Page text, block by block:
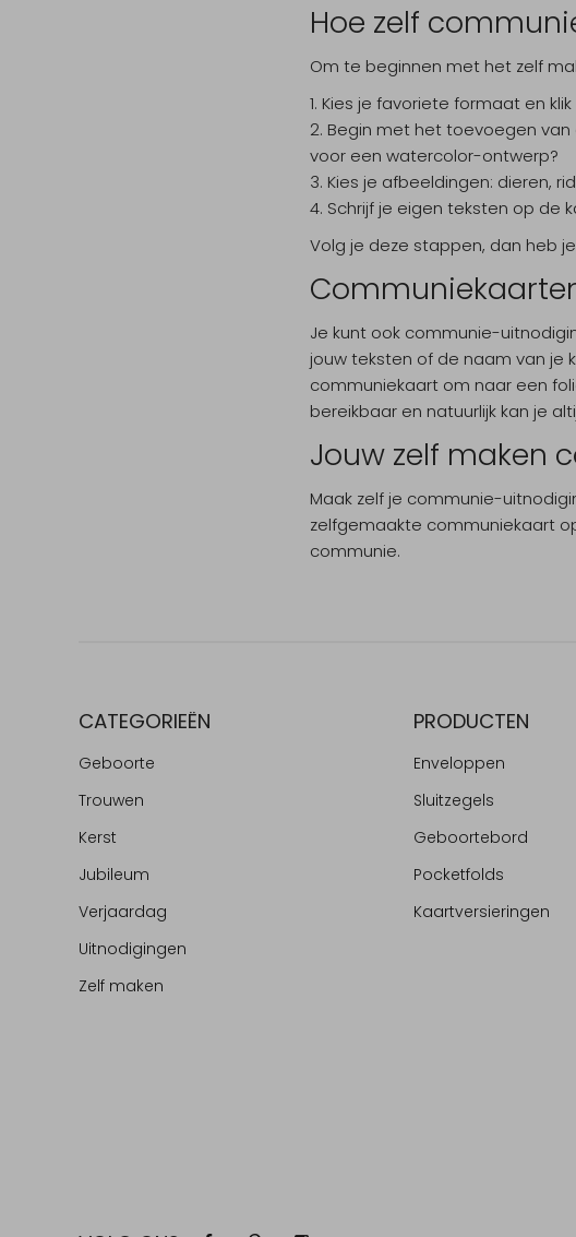
Hoe zelf
Om te beginnen met het zelf
Kies je favoriete formaat en
Begin met het toevoegen
voor een watercolor-ontwerp?
Kies je afbeeldingen: dieren,
Schrijf je eigen teksten op de
Volg je deze stappen, dan heb
Je kunt ook communie-
jouw teksten of de naam van je
communiekaart om naar een
bereikbaar en natuurlijk kan je
Jouw zelf maken
Maak zelf je communie-
zelfgemaakte communiekaart
communie.
CATEGORIEËN
Geboorte
Trouwen
Kerst
Jubileum
Verjaardag
Uitnodigingen
Zelf maken
PRODUCTEN
Enveloppen
Sluitzegels
Geboortebord
Pocketfolds
Kaartversieringen